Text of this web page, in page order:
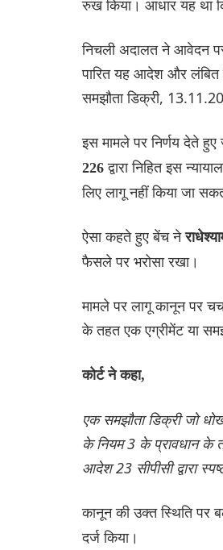
रुख किया। आधार यह था कि
निचली अदालत ने आवेदन पर
पारित यह आदेश और लंबित
समझौता डिक्री,
इस मामले पर निर्णय देते हुए
226द्वारा निहित इस
लिए लागू नहीं किया जा
ऐसा कहते हुए बेंच ने
फैसले पर भरोसा रखा।
मामले पर लागू कानून पर
के तहत एक एग्रीमेंट या
कोर्ट ने कहा,
एक समझौता डिक्री जो
के नियम 3 के प्रावधान के
आदेश 23 सीपीसी द्वारा
कानून की उक्त स्थिति पर
दर्ज किया।